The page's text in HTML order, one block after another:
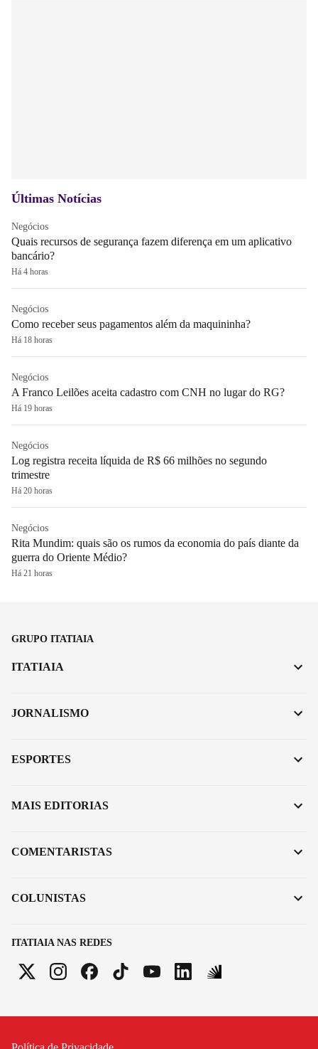
Últimas Notícias
Negócios
Quais recursos de segurança fazem diferença em um aplicativo
bancário?
Há 4 horas
Negócios
Como receber seus pagamentos além da maquininha?
Há 18 horas
Negócios
A Franco Leilões aceita cadastro com CNH no lugar do RG?
Há 19 horas
Negócios
Log registra receita líquida de R$ 66 milhões no segundo
trimestre
Há 20 horas
Negócios
Rita Mundim: quais são os rumos da economia do país diante da
guerra do Oriente Médio?
Há 21 horas
GRUPO ITATIAIA
ITATIAIA NAS REDES
ITATIAIA
JORNALISMO
ESPORTES
MAIS EDITORIAS
COMENTARISTAS
COLUNISTAS